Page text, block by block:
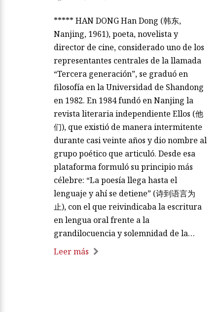
***** HAN DONG Han Dong (韩东,
Nanjing, 1961), poeta, novelista y
director de cine, considerado uno de los
representantes centrales de la llamada
“Tercera generación”, se graduó en
filosofía en la Universidad de Shandong
en 1982. En 1984 fundó en Nanjing la
revista literaria independiente Ellos (他
们), que existió de manera intermitente
durante casi veinte años y dio nombre al
grupo poético que articuló. Desde esa
plataforma formuló su principio más
célebre: “La poesía llega hasta el
lenguaje y ahí se detiene” (诗到语言为
止), con el que reivindicaba la escritura
en lengua oral frente a la
grandilocuencia y solemnidad de la…
Leer más